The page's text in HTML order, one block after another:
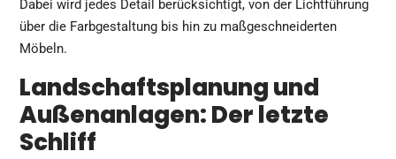
Dabei wird jedes Detail berücksichtigt, von der Lichtführung
über die Farbgestaltung bis hin zu maßgeschneiderten
Möbeln.
Landschaftsplanung und
Außenanlagen: Der letzte
Schliff